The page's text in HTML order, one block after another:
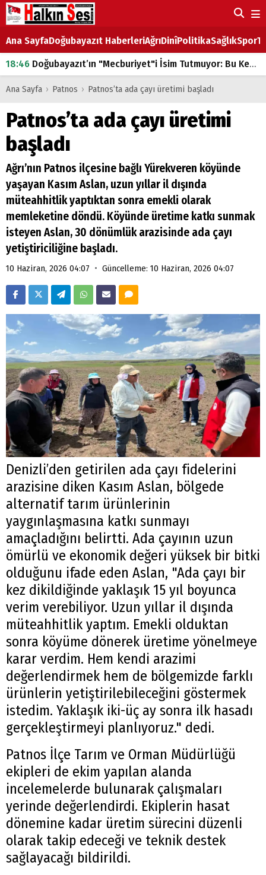
Ana SayfaDoğubayazıt HaberleriAğrıDinîPolitikaSağlıkSpor
18:46 Doğubayazıt’ın "Mecburiyet"i İsim Tutmuyor: Bu Kez de Mem u Zîn Oldu!
07:53Doğubayazıt’ta Ekmek Fiyatlarına Zam
Doğubayazıt'ta çocukların sırtındaki ağır yük
07:00 DEVLET ve HÜKÜMET
18:29ÇARŞI CADDESİ YAZ BOZ TAHTASI
Ana Sayfa › Patnos › Patnos’ta ada çayı üretimi başladı
Patnos’ta ada çayı üretimi
başladı
Ağrı’nın Patnos ilçesine bağlı Yürekveren köyünde
yaşayan Kasım Aslan, uzun yıllar il dışında
müteahhitlik yaptıktan sonra emekli olarak
memleketine döndü. Köyünde üretime katkı sunmak
isteyen Aslan, 30 dönümlük arazisinde ada çayı
yetiştiriciliğine başladı.
10 Haziran, 2026 04:07 • Güncelleme: 10 Haziran, 2026 04:07
Denizli’den getirilen ada çayı fidelerini
arazisine diken Kasım Aslan, bölgede
alternatif tarım ürünlerinin
yaygınlaşmasına katkı sunmayı
amaçladığını belirtti. Ada çayının uzun
ömürlü ve ekonomik değeri yüksek bir bitki
olduğunu ifade eden Aslan, "Ada çayı bir
kez dikildiğinde yaklaşık 15 yıl boyunca
verim verebiliyor. Uzun yıllar il dışında
müteahhitlik yaptım. Emekli olduktan
sonra köyüme dönerek üretime yönelmeye
karar verdim. Hem kendi arazimi
değerlendirmek hem de bölgemizde farklı
ürünlerin yetiştirilebileceğini göstermek
istedim. Yaklaşık iki-üç ay sonra ilk hasadı
gerçekleştirmeyi planlıyoruz." dedi.
Patnos İlçe Tarım ve Orman Müdürlüğü
ekipleri de ekim yapılan alanda
incelemelerde bulunarak çalışmaları
yerinde değerlendirdi. Ekiplerin hasat
dönemine kadar üretim sürecini düzenli
olarak takip edeceği ve teknik destek
sağlayacağı bildirildi.